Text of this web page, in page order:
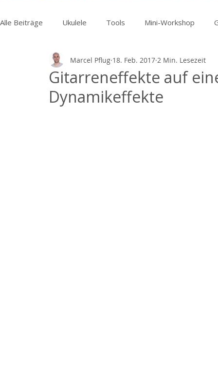
Alle Beiträge Ukulele Tools Mini-Workshop
Gitarreneffekte auf
Dynamikeffekte
Marcel Pflug 18. Feb. 2017 2 Min. Lesezeit